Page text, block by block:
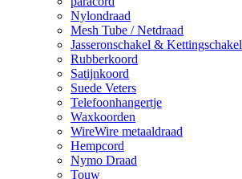
Nylondraad
Mesh Tube / Netdraad
Jasseronschakel & Kettingschakel
Rubberkoord
Satijnkoord
Suede Veters
Telefoonhangertje
Waxkoorden
WireWire metaaldraad
Hempcord
Nymo Draad
Touw